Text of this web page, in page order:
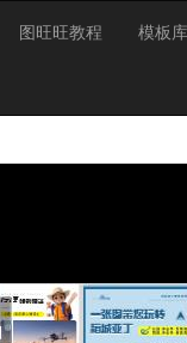
图旺旺教程 模板库